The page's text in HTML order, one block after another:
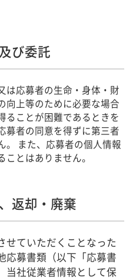
び委託
は応募者の生命・身体・財
向上等のために必要な場合
ることが困難であるときを
募者の同意を得ずに第三者
。 また、応募者の個人情報
ことはありません。
返却・廃棄
せていただくことなった
応募書類（以下「応募書
当社従業者情報として保